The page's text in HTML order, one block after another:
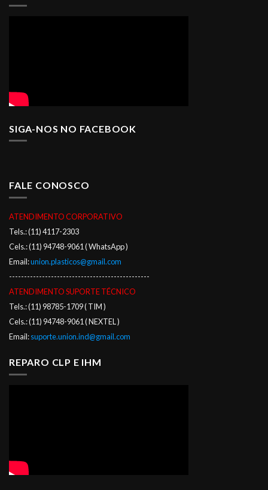
SIGA-NOS NO FACEBOOK
FALE CONOSCO
ATENDIMENTO CORPORATIVO
Tels.: (11) 4117-2303
Cels.: (11) 94748-9061 ( WhatsApp )
Email:union.plasticos@gmail.com
-----------------------------------------------
ATENDIMENTO SUPORTE TÉCNICO
Tels.: (11) 98785-1709 ( TIM )
Cels.: (11) 94748-9061 ( NEXTEL )
Email:suporte.union.ind@gmail.com
REPARO CLP E IHM